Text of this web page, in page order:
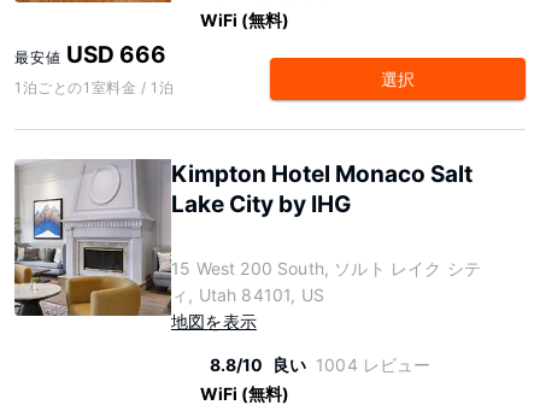
WiFi (無料)
最安値 USD 666
1泊ごとの1室料金 / 1泊 選択
Kimpton Hotel Monaco Salt
Lake City by IHG
15 West 200 South, ソルト レイク シテ
ィ, Utah 84101, US
地図を表示
8.8/10 良い 1004 レビュー
WiFi (無料)